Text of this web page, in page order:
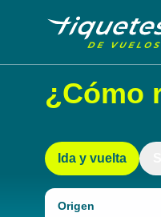
¿Cómo
Ida y vuelta
Origen